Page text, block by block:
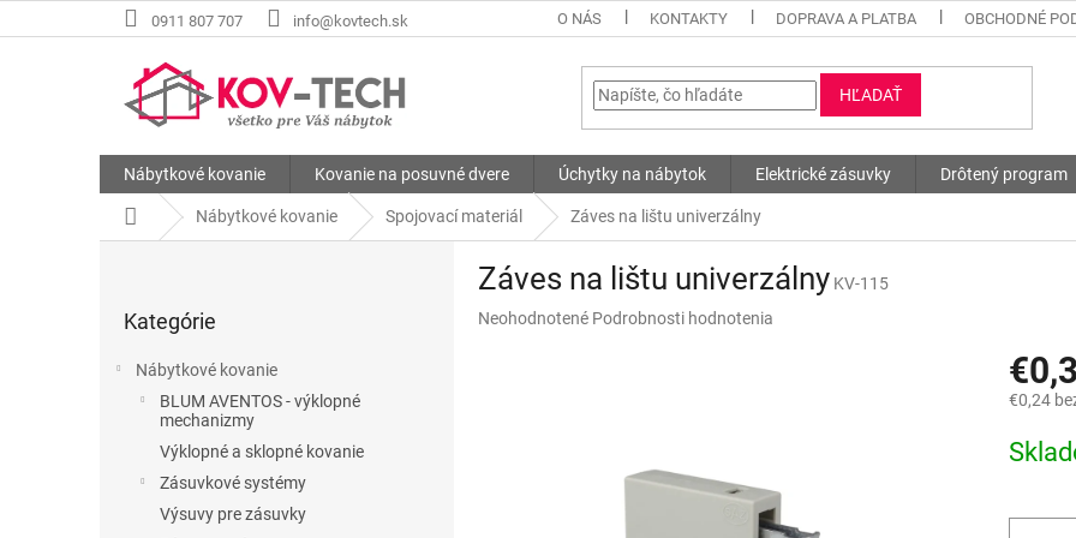
na
0911 807 707 info@kovtech.sk O NÁS KONTAKTY DOPRAVA A PLATBA OBCHODNÉ
HĽADAŤ
Nábytkové kovanie Kovanie na posuvné dvere Úchytky na nábytok Elektrické zásuvky Drôtený program
DomovNábytkové kovanie Spojovací materiál Záves na lištu univerzálny
kategórie
Kategórie
Nábytkové kovanie
BLUM AVENTOS - výklopné
mechanizmy
Výklopné a sklopné kovanie
Zásuvkové systémy
Výsuvy pre zásuvky
Záves na lištu univerzálny KV-115
Priemerné
Neohodnotené Podrobnosti hodnotenia
€0,24
cena: